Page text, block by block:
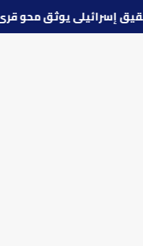
🔵تحقيق إسرائيلي يوثق